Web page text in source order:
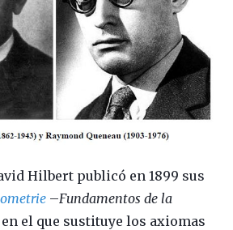
Hilbert publicó en 1899 sus
–Fundamentos de la
el que sustituye los axiomas